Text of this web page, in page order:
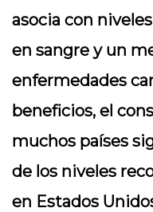
asocia con
en sangre y un
enfermedades
beneficios, el
muchos países
de los niveles
en Estados